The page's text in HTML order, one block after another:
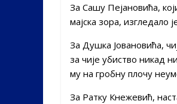
За Сашу Пејановића,
мајска зора, изгледало
За Душка Јовановића,
за чије убиство никад
му на гробну плочу
За Ратку Кнежевић,